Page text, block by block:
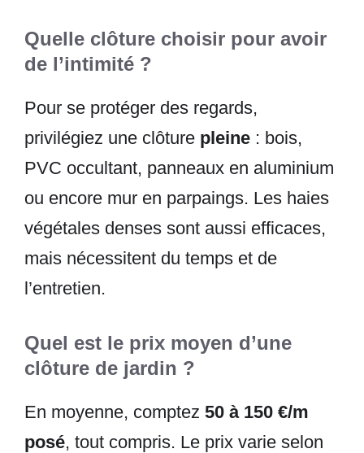
Quelle clôture choisir pour avoir
de l’intimité ?
Pour se protéger des regards,
privilégiez une clôture pleine : bois,
PVC occultant, panneaux en aluminium
ou encore mur en parpaings. Les haies
végétales denses sont aussi efficaces,
mais nécessitent du temps et de
l’entretien.
Quel est le prix moyen d’une
clôture de jardin ?
En moyenne, comptez 50 à 150 €/m
posé, tout compris. Le prix varie selon